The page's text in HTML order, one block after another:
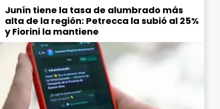
Junín tiene la tasa de alumbrado más
alta de la región: Petrecca la subió al 25%
y Fiorini la mantiene